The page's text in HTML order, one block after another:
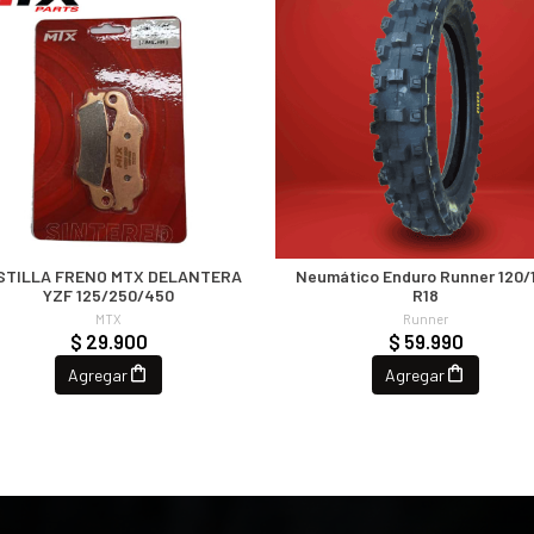
FRENO MTX DELANTERA
YZF 125/250/450
MTX
$ 29.900
Agregar
Neumático Enduro Runner 120/
R18
Runner
$ 59.990
Agregar